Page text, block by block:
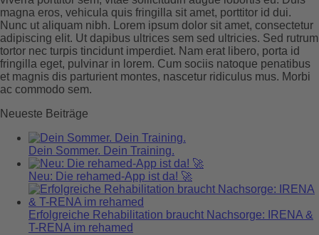
magna eros, vehicula quis fringilla sit amet, porttitor id dui.
Nunc ut aliquam nibh. Lorem ipsum dolor sit amet, consectetur
adipiscing elit. Ut dapibus ultrices sem sed ultricies. Sed rutrum
tortor nec turpis tincidunt imperdiet. Nam erat libero, porta id
fringilla eget, pulvinar in lorem. Cum sociis natoque penatibus
et magnis dis parturient montes, nascetur ridiculus mus. Morbi
ac commodo sem.
Neueste Beiträge
Dein Sommer. Dein Training.
Neu: Die rehamed-App ist da! 🚀
Erfolgreiche Rehabilitation braucht Nachsorge: IRENA &
T-RENA im rehamed